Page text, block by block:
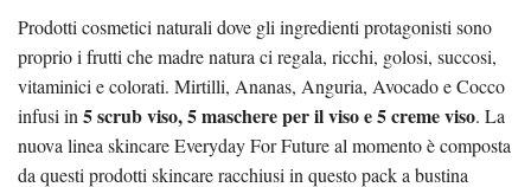
Prodotti cosmetici naturali dove gli ingredienti protagonisti sono
proprio i frutti che madre natura ci regala, ricchi, golosi, succosi,
vitaminici e colorati. Mirtilli, Ananas, Anguria, Avocado e Cocco
infusi in5 scrub viso, 5 maschere per il viso e 5 creme viso. La
nuova linea skincare Everyday For Future al momento è composta
da questi prodotti skincare racchiusi in questo pack a bustina